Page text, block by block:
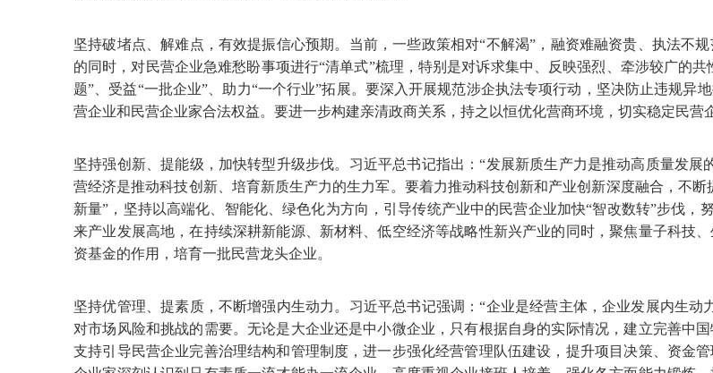
坚持破堵点、解难点，有效提振信心预期。当前，一些政策相对“不解渴”，融资难融资贵、执法不
的同时，对民营企业急难愁盼事项进行“清单式”梳理，特别是对诉求集中、反映强烈、牵涉较广的
题”、受益“一批企业”、助力“一个行业”拓展。要深入开展规范涉企执法专项行动，坚决防止违规异
营企业和民营企业家合法权益。要进一步构建亲清政商关系，持之以恒优化营商环境，切实稳定民营
坚持强创新、提能级，加快转型升级步伐。习近平总书记指出：“发展新质生产力是推动高质量发
营经济是推动科技创新、培育新质生产力的生力军。要着力推动科技创新和产业创新深度融合，不
新量”，坚持以高端化、智能化、绿色化为方向，引导传统产业中的民营企业加快“智改数转”步伐，
来产业发展高地，在持续深耕新能源、新材料、低空经济等战略性新兴产业的同时，聚焦量子科技
资基金的作用，培育一批民营龙头企业。
坚持优管理、提素质，不断增强内生动力。习近平总书记强调：“企业是经营主体，企业发展内生
对市场风险和挑战的需要。无论是大企业还是中小微企业，只有根据自身的实际情况，建立完善中
支持引导民营企业完善治理结构和管理制度，进一步强化经营管理队伍建设，提升项目决策、资金